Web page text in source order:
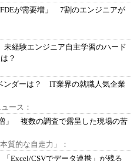
が需要増」 7割のエンジニアが
経験エンジニア自主学習のハード
？
ンダーは？ IT業界の就職人気企業
ース：
」 複数の調査で露呈した現場の苦
質的な自走力」：
「Excel/CSVでデータ連携」が残る